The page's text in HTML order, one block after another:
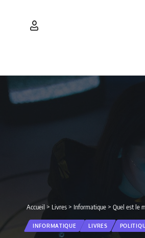
Accueil > Livres> Informatique> Quel est le
INFORMATIQUE LIVRES